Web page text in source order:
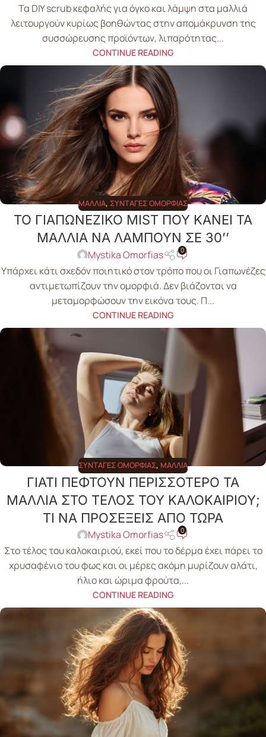
Τα DIY scrub κεφαλής για όγκο και λάμψη στα μαλλιά
λειτουργούν κυρίως βοηθώντας στην απομάκρυνση της
συσσώρευσης προϊόντων, λιπαρότητας...
CONTINUE READING
ΜΑΛΛΙΆ, ΣΥΝΤΑΓΈΣ ΟΜΟΡΦΙΆΣ
ΤΟ ΓΙΑΠΩΝΕΖΙΚΟ MIST ΠΟΥ ΚΑΝΕΙ ΤΑ
ΜΑΛΛΙΑ ΝΑ ΛΑΜΠΟΥΝ ΣΕ 30’’
Mystika Omorfias 0
Υπάρχει κάτι σχεδόν ποιητικό στον τρόπο που οι Γιαπωνέζες
αντιμετωπίζουν την ομορφιά. Δεν βιάζονται να
μεταμορφώσουν την εικόνα τους. Π...
CONTINUE READING
ΣΥΝΤΑΓΈΣ ΟΜΟΡΦΙΆΣ, ΜΑΛΛΙΆ
ΓΙΑΤΙ ΠΕΦΤΟΥΝ ΠΕΡΙΣΣΟΤΕΡΟ ΤΑ
ΜΑΛΛΙΑ ΣΤΟ ΤΕΛΟΣ ΤΟΥ ΚΑΛΟΚΑΙΡΙΟΥ;
ΤΙ ΝΑ ΠΡΟΣΕΞΕΙΣ ΑΠΟ ΤΩΡΑ
Mystika Omorfias 0
Στο τέλος του καλοκαιριού, εκεί που το δέρμα έχει πάρει το
χρυσαφένιο του φως και οι μέρες ακόμη μυρίζουν αλάτι,
ήλιο και ώριμα φρούτα,...
CONTINUE READING